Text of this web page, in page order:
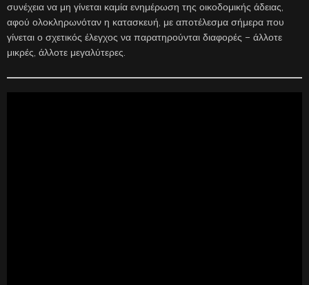
συνέχεια να μη γίνεται καμία ενημέρωση της οικοδομικής άδειας,
αφού ολοκληρωνόταν η κατασκευή, με αποτέλεσμα σήμερα που
γίνεται ο σχετικός έλεγχος να παρατηρούνται διαφορές – άλλοτε
μικρές, άλλοτε μεγαλύτερες.